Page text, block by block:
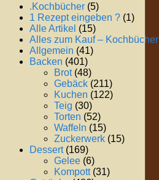
.Kochbücher (5)
1 Rezept eingeben ? (1)
Alle Artikel (15)
Alles zum Kauf – Kochbücher
Allgemein (41)
Backen (401)
Brot(48)
Gebäck (211)
Kuchen (122)
Teig (30)
Torten (52)
Waffeln (15)
Zuckerwerk (15)
Dessert(169)
Gelee (6)
Kompott(31)